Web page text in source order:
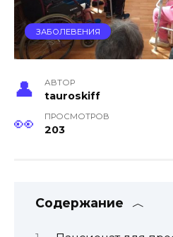
ЗАБОЛЕВЕНИЯ
АВТОР
tauroskiff
ПРОСМОТРОВ
203
Содержание